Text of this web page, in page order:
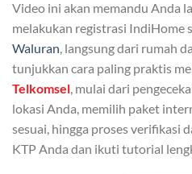
Admin dapat mendaftarkan
keluarga atau teman untuk
Berlaku Nasional
Kuota keluarga bisa
untuk jaringan 2G, 3G, dan
Video ini akan memandu Anda
melakukan registrasi IndiHome
Waluran , langsung dari rumah
tunjukkan cara paling praktis
Telkomsel , mulai dari
lokasi Anda, memilih paket
sesuai, hingga proses verifikasi
KTP Anda dan ikuti tutorial